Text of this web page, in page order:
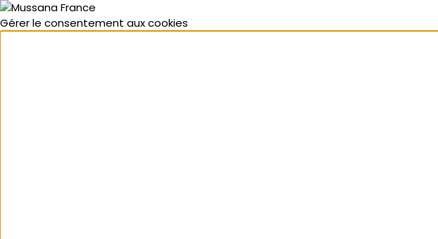
Gérer le consentement aux cookies